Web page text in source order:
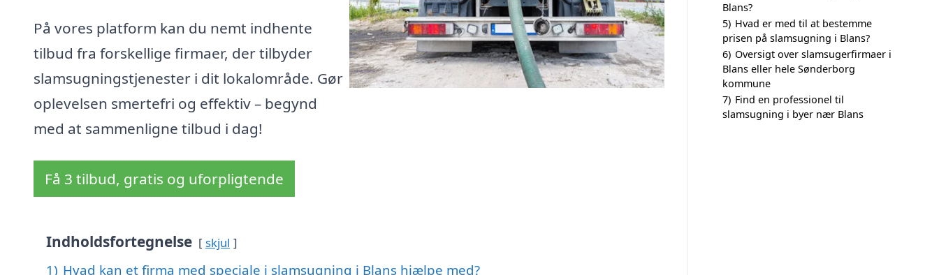
På vores platform kan du nemt indhente
tilbud fra forskellige firmaer, der tilbyder
slamsugningstjenester i dit lokalområde. Gør
oplevelsen smertefri og effektiv – begynd
med at sammenligne tilbud i dag!
Få 3 tilbud, gratis og uforpligtende
Indholdsfortegnelse skjul
1) Hvad kan et firma med speciale i slamsugning i Blans hjælpe med?
Blans?
5) Hvad er med til at bestemme
prisen på slamsugning i Blans?
6) Oversigt over slamsugerfirmaer i
Blans eller hele Sønderborg
kommune
7) Find en professionel til
slamsugning i byer nær Blans